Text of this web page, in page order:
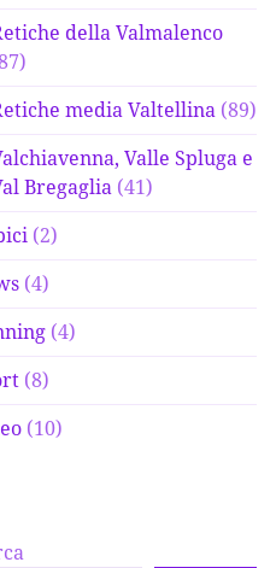
della Valmalenco
media Valtellina (89)
Valle Spluga e
Bregaglia (41)
(2)
(4)
(4)
(8)
(10)